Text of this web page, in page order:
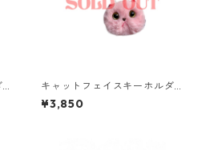
キャットフェイスキーホルダ
ー
¥3,850